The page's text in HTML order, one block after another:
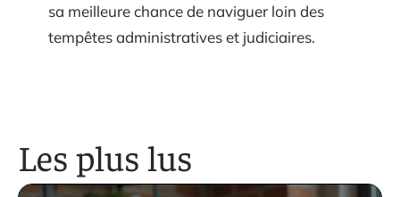
sa meilleure chance de naviguer loin des
tempêtes administratives et judiciaires.
Les plus lus